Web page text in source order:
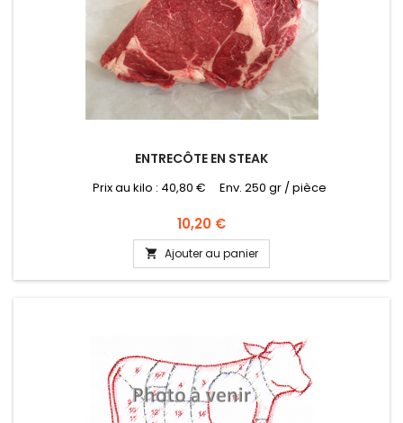
ENTRECÔTE EN STEAK
Prix au kilo : 40,80 € Env. 250 gr / pièce
Prix
10,20 €
 Ajouter au panier